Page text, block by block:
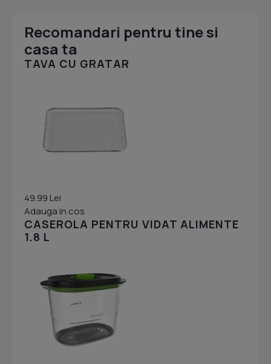
Recomandari pentru tine si
casa ta
TAVA CU GRATAR
49.99 Lei
Adauga in cos
CASEROLA PENTRU VIDAT ALIMENTE
1.8 L